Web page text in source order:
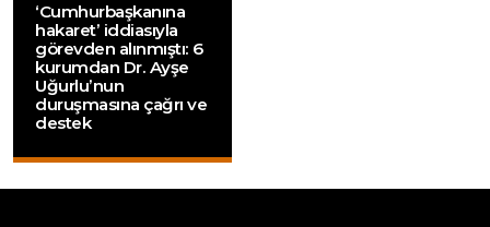
‘Cumhurbaşkanına
hakaret’ iddiasıyla
görevden alınmıştı: 6
kurumdan Dr. Ayşe
Uğurlu’nun
duruşmasına çağrı ve
destek